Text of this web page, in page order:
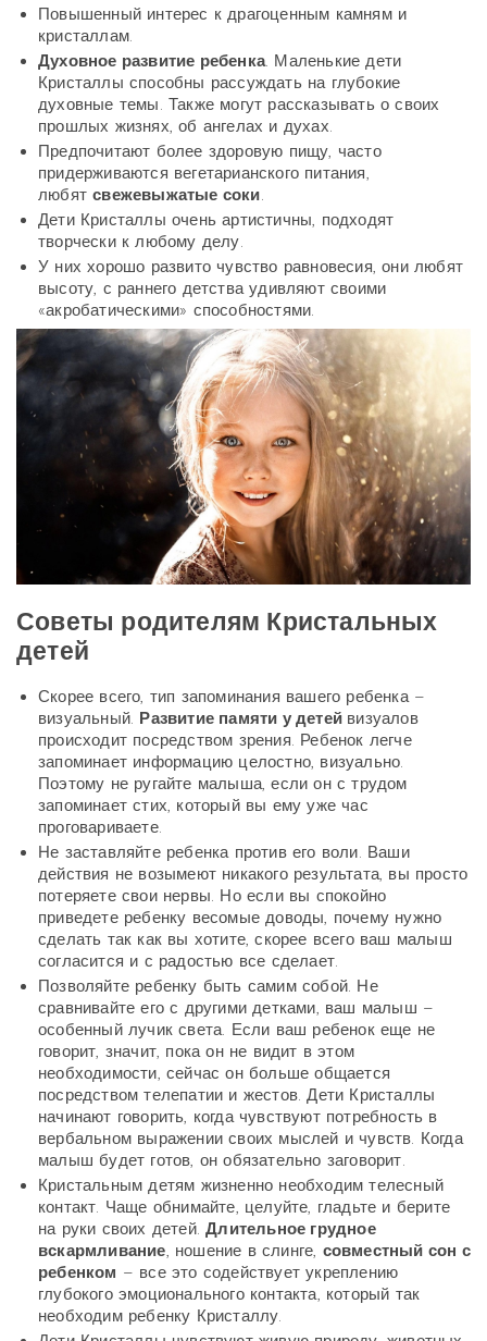
Повышенный интерес к драгоценным камням и
кристаллам.
Духовное развитие ребенка. Маленькие дети
Кристаллы способны рассуждать на глубокие
духовные темы. Также могут рассказывать о своих
прошлых жизнях, об ангелах и духах.
Предпочитают более здоровую пищу, часто
придерживаются вегетарианского питания,
любятсвежевыжатые соки
Дети Кристаллы очень артистичны, подходят
творчески к любому делу.
У них хорошо развито чувство равновесия, они любят
высоту, с раннего детства удивляют своими
«акробатическими» способностями.
Советы родителям Кристальных
детей
Скорее всего, тип запоминания вашего ребенка –
визуальный. Развитие памяти у детей визуалов
происходит посредством зрения. Ребенок легче
запоминает информацию целостно, визуально.
Поэтому не ругайте малыша, если он с трудом
запоминает стих, который вы ему уже час
проговариваете.
Не заставляйте ребенка против его воли. Ваши
действия не возымеют никакого результата, вы просто
потеряете свои нервы. Но если вы спокойно
приведете ребенку весомые доводы, почему нужно
сделать так как вы хотите, скорее всего ваш малыш
согласится и с радостью все сделает.
Позволяйте ребенку быть самим собой. Не
сравнивайте его с другими детками, ваш малыш –
особенный лучик света. Если ваш ребенок еще не
говорит, значит, пока он не видит в этом
необходимости, сейчас он больше общается
посредством телепатии и жестов. Дети Кристаллы
начинают говорить, когда чувствуют потребность в
вербальном выражении своих мыслей и чувств. Когда
малыш будет готов, он обязательно заговорит.
Кристальным детям жизненно необходим телесный
контакт. Чаще обнимайте, целуйте, гладьте и берите
на руки своих детей.Длительное грудное
вскармливание, ношение в слинге, совместный сон с
ребенком – все это содействует укреплению
глубокого эмоционального контакта, который так
необходим ребенку Кристаллу.